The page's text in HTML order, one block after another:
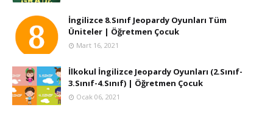
İngilizce 8.Sınıf Jeopardy Oyunları Tüm
Üniteler | Öğretmen Çocuk
Mart 16, 2021
İlkokul İngilizce Jeopardy Oyunları (2.Sınıf-
3.Sınıf-4.Sınıf) | Öğretmen Çocuk
Ocak 06, 2021